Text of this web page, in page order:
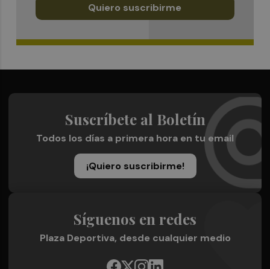
Quiero suscribirme
Suscríbete al Boletín
Todos los días a primera hora en tu email
¡Quiero suscribirme!
Síguenos en redes
Plaza Deportiva, desde cualquier medio